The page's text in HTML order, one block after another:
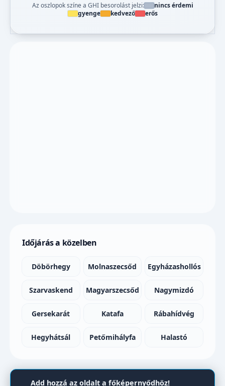
Az oszlopok színe a GHI besorolást jelzi:
nincs érdemi
gyenge
kedvező erős
Időjárás a közelben
Döbörhegy Molnaszecsőd Egyházashollós
Szarvaskend Magyarszecsőd Nagymizdó
Gersekarát Katafa Rábahídvég
Hegyhátsál Petőmihályfa Halastó
Add hozzá az oldalt a főképernyődhöz!